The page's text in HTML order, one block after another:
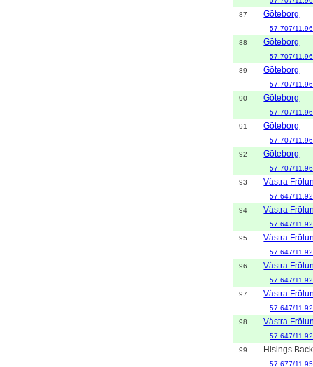
87
Göteborg
57.707/
88
Göteborg
57.707/
89
Göteborg
57.707/
90
Göteborg
57.707/
91
Göteborg
57.707/
92
Göteborg
57.707/
93
Västra
57.647/
94
Västra
57.647/
95
Västra
57.647/
96
Västra
57.647/
97
Västra
57.647/
98
Västra
57.647/
99
Hisings
57.677/